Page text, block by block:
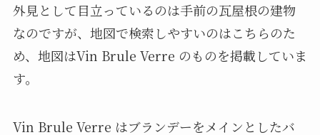
外見として目立っているのは手前の瓦屋根の建物
なのですが、地図で検索しやすいのはこちらのた
め、地図はVin Brule Verre のものを掲載していま
す。
Vin Brule Verre はブランデーをメインとしたバ